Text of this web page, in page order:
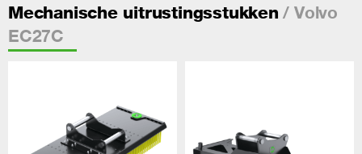
Mechanische uitrustingsstukken / Volvo
EC27C